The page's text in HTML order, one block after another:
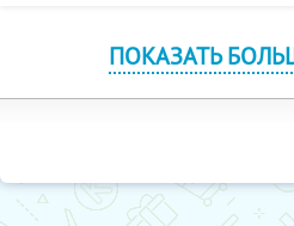
ПОКАЗАТЬ